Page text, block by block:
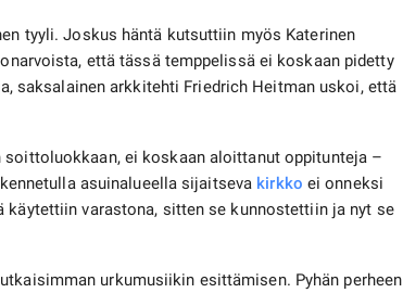
tyyli. Joskus häntä kutsuttiin myös Katerinen
että tässä temppelissä ei koskaan pidetty
saksalainen arkkitehti Friedrich Heitman uskoi, että
ei koskaan aloittanut oppitunteja –
asuinalueella sijaitseva kirkko ei onneksi
käytettiin varastona, sitten se kunnostettiin ja nyt se
urkumusiikin esittämisen. Pyhän perheen